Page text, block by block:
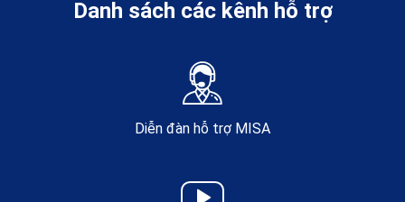
Danh sách các kênh hỗ trợ
Diễn đàn hỗ trợ MISA